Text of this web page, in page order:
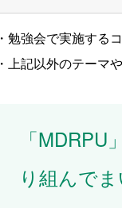
・勉強会で実施する
・上記以外のテーマ
「
り組んでま